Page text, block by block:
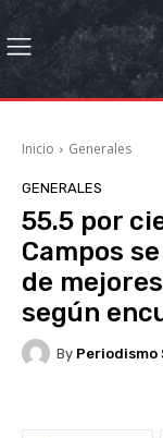
Inicio Generales
GENERALES
55.5 por
Campos
de
según
By Periodismo